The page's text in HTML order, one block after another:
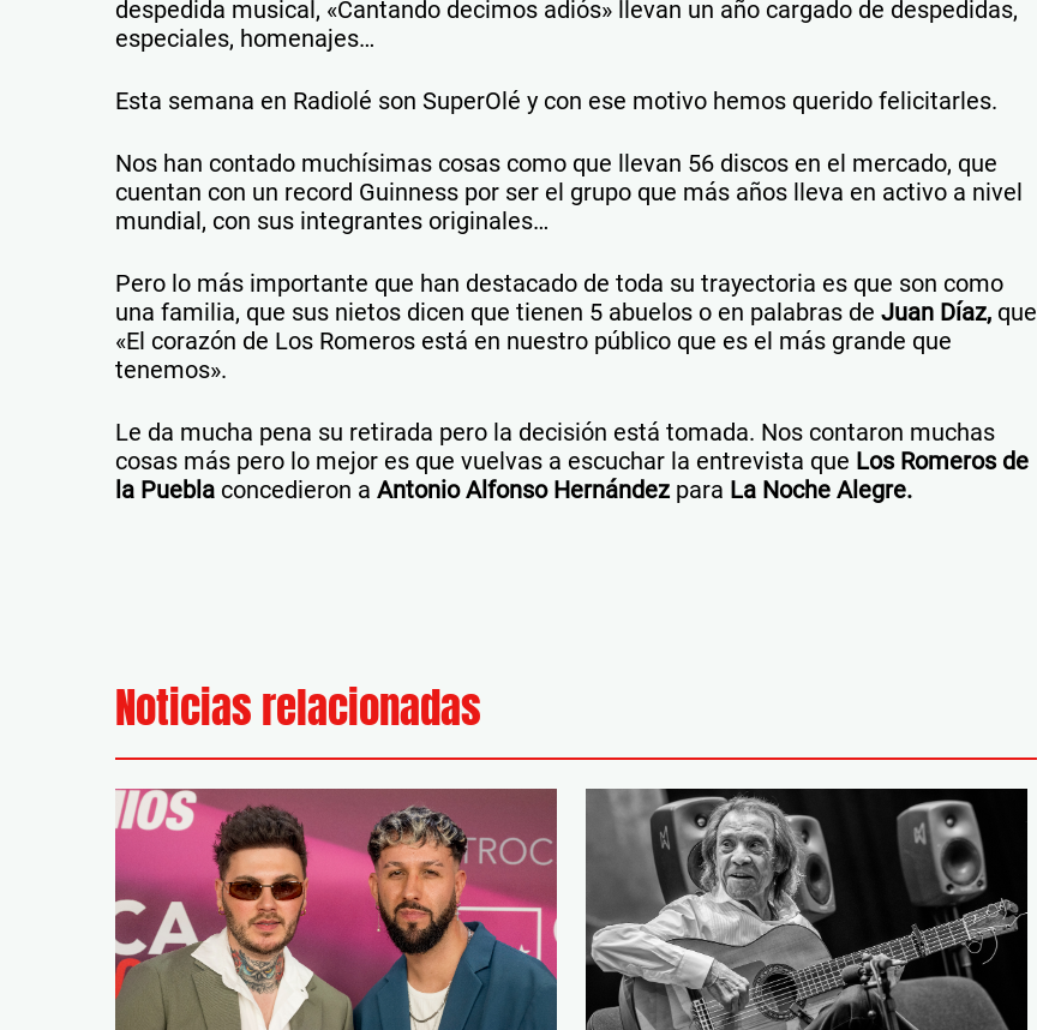
despedida musical, «Cantando decimos adiós» llevan un año cargado de despedidas,
especiales, homenajes…
Esta semana en Radiolé son SuperOlé y con ese motivo hemos querido felicitarles.
Nos han contado muchísimas cosas como que llevan 56 discos en el mercado, que
cuentan con un record Guinness por ser el grupo que más años lleva en activo a nivel
mundial, con sus integrantes originales…
Pero lo más importante que han destacado de toda su trayectoria es que son como
una familia, que sus nietos dicen que tienen 5 abuelos o en palabras de Juan Díaz, que
«El corazón de Los Romeros está en nuestro público que es el más grande que
tenemos».
Le da mucha pena su retirada pero la decisión está tomada. Nos contaron muchas
cosas más pero lo mejor es que vuelvas a escuchar la entrevista que Los Romeros de
la Puebla concedieron a Antonio Alfonso Hernández para La Noche Alegre.
Noticias relacionadas